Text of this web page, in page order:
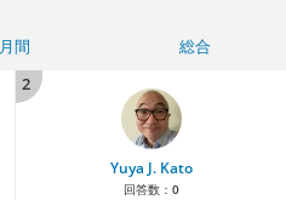
月間
総合
2
Yuya J. Kato
回答数： 0